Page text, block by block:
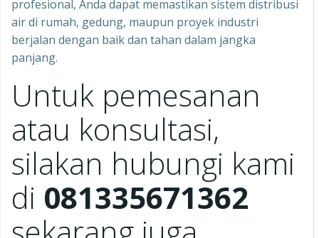
profesional, Anda dapat memastikan sistem distribusi
air di rumah, gedung, maupun proyek industri
berjalan dengan baik dan tahan dalam jangka
panjang.
Untuk pemesanan
atau konsultasi,
silakan hubungi kami
di 081335671362